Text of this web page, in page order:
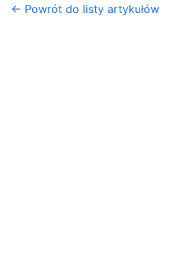
← Powrót do listy artykułów